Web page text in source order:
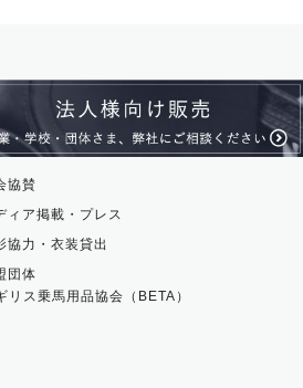
協賛
ィア掲載・プレス
協力・衣装貸出
団体
リス乗馬用品協会（BETA）